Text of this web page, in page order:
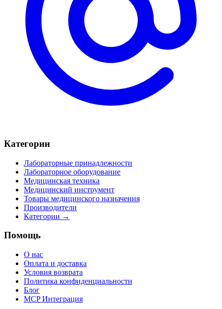
Категории
Лабораторные принадлежности
Лабораторное оборудование
Медицинская техника
Медицинский инструмент
Товары медицинского назначения
Производители
Категории →
Помощь
О нас
Оплата и доставка
Условия возврата
Политика конфиденциальности
Блог
MCP Интеграция